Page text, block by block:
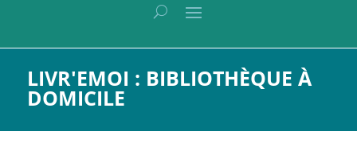
LIVR'EMOI : BIBLIOTHÈQUE À
DOMICILE